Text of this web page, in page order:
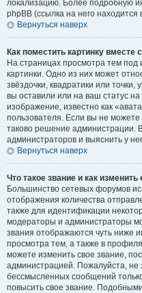
локализацию. Более подробную
phpBB (ссылка на него
Вернуться наверх
Как поместить картинку вместе
На страницах просмотра тем под
картинки. Одно из них может
звёздочки, квадратики или
вы оставили или на ваш статус
изображение, известно как
пользователя. Если вы не можете
таково решение администрации.
администраторов и выяснить у
Вернуться наверх
Что такое звание и как изменить
Большинство сетевых форумов
отображения количества
также для идентификации
модераторы и администраторы
звания отображаются чуть ниже
просмотра тем, а также в
можете изменить свое звание,
администрацией. Пожалуйста, не
бессмысленных сообщений
повысить свое звание.